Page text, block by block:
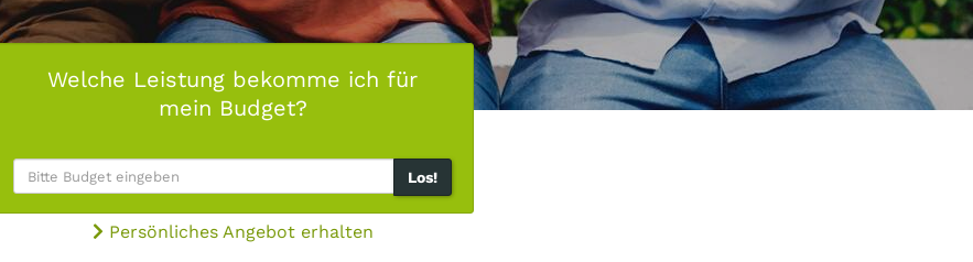
Welche Leistung bekomme ich für
mein Budget?
Los!
Persönliches Angebot erhalten